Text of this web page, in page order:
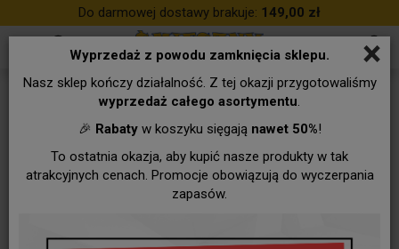
×
Wyprzedaż z powodu zamknięcia sklepu.
Nasz sklep kończy działalność. Z tej okazji przygotowaliśmy
wyprzedaż całego asortymentu.
🎉 Rabatyw koszyku sięgają nawet 50%!
To ostatnia okazja, aby kupić nasze produkty w tak
atrakcyjnych cenach. Promocje obowiązują do wyczerpania
zapasów.
Do darmowej dostawy brakuje: 149,00 zł